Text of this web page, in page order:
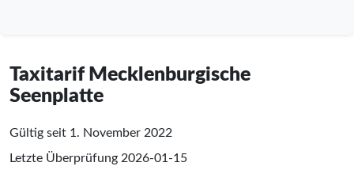
Taxitarif Mecklenburgische
Seenplatte
Gültig seit 1. November 2022
Letzte Überprüfung 2026-01-15